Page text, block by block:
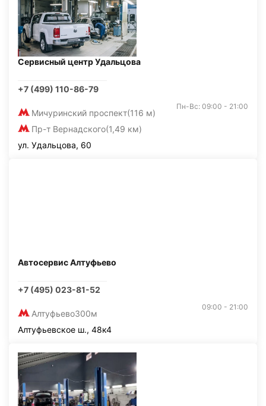
Сервисный центр Удальцова
+7 (499) 110-86-79
Мичуринский проспект(116 м)
Пр-т Вернадского(1,49 км)
Пн-Вс: 09:00 - 21:00
ул. Удальцова, 60
Автосервис Алтуфьево
+7 (495) 023-81-52
Алтуфьево300м
09:00 - 21:00
Алтуфьевское ш., 48к4